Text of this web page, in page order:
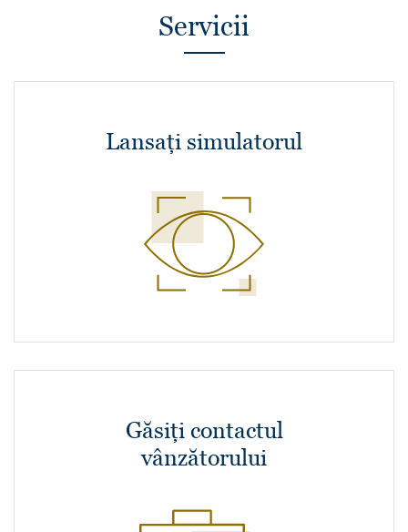
Servicii
Lansați simulatorul
Găsiți contactul
vânzătorului